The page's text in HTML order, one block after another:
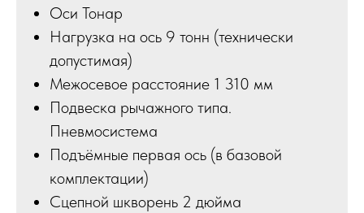
Оси Тонар
Нагрузка на ось 9 тонн (технически
допустимая)
Межосевое расстояние 1 310 мм
Подвеска рычажного типа.
Пневмосистема
Подъёмные первая ось (в базовой
комплектации)
Сцепной шкворень 2 дюйма